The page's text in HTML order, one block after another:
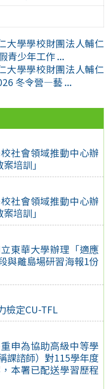
社會領域推動中心辦
培訓」
社會領域推動中心辦
培訓」
東華大學辦理「適應
與離島場研習海報1份
檢定CU-TFL
申為協助高級中等學
課諮師）對115學年度
本署已配送學習歷程
大學學校財團法人輔仁
青少年工作 ...
大學學校財團法人輔仁
冬令營—藝 ...